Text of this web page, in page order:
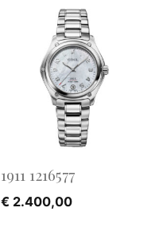
1911 1216577
€ 2.400,00